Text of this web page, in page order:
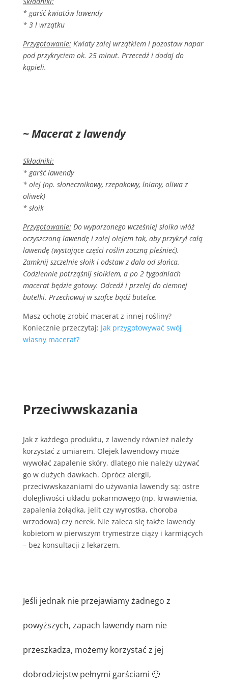
* garść kwiatów lawendy
* 3 l wrzątku
Przygotowanie: Kwiaty zalej wrzątkiem i pozostaw napar
pod przykryciem ok. 25 minut. Przecedź i dodaj do
kąpieli.
~ Macerat z lawendy
Składniki:
* garść lawendy
* olej (np. słonecznikowy, rzepakowy, lniany, oliwa z
oliwek)
* słoik
Przygotowanie: Do wyparzonego wcześniej słoika włóż
oczyszczoną lawendę i zalej olejem tak, aby przykrył całą
lawendę (wystające części roślin zaczną pleśnieć).
Zamknij szczelnie słoik i odstaw z dala od słońca.
Codziennie potrząśnij słoikiem, a po 2 tygodniach
macerat będzie gotowy. Odcedź i przelej do ciemnej
butelki. Przechowuj w szafce bądź butelce.
Masz ochotę zrobić macerat z innej rośliny?
Koniecznie przeczytaj: Jak przygotowywać swój
własny macerat?
Przeciwwskazania
Jak z każdego produktu, z lawendy również należy
korzystać z umiarem. Olejek lawendowy może
wywołać zapalenie skóry, dlatego nie należy używać
go w dużych dawkach. Oprócz alergii,
przeciwwskazaniami do używania lawendy są: ostre
dolegliwości układu pokarmowego (np. krwawienia,
zapalenia żołądka, jelit czy wyrostka, choroba
wrzodowa) czy nerek. Nie zaleca się także lawendy
kobietom w pierwszym trymestrze ciąży i karmiących
– bez konsultacji z lekarzem.
Jeśli jednak nie przejawiamy żadnego z
powyższych, zapach lawendy nam nie
przeszkadza, możemy korzystać z jej
dobrodziejstw pełnymi garściami 🙂